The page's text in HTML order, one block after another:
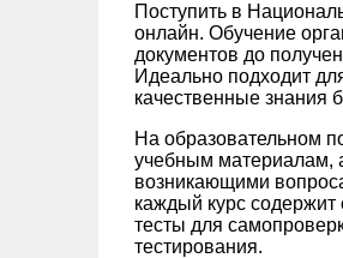
Поступить в
онлайн. Обучение
документов до
Идеально подходит
качественные знания
На образовательном
учебным материалам,
возникающими
каждый курс содержит
тесты для
тестирования.